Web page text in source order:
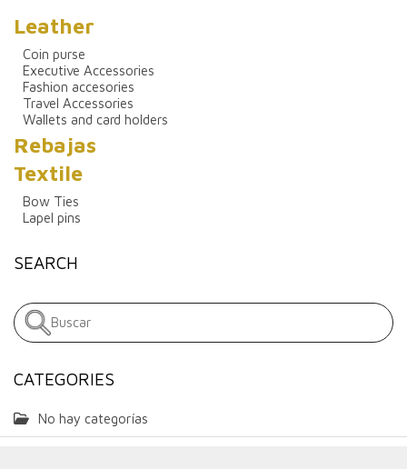
Leather
Coin purse
Executive Accessories
Fashion accesories
Travel Accessories
Wallets and card holders
Rebajas
Textile
Bow Ties
Lapel pins
SEARCH
CATEGORIES
No hay categorías